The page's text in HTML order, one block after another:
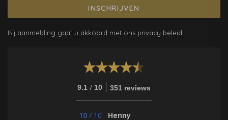
INSCHRIJVEN
Bij aanmelding gaat u akkoord met ons privacy beleid.
9.1 / 10 351 reviews
10 / 10 Henny